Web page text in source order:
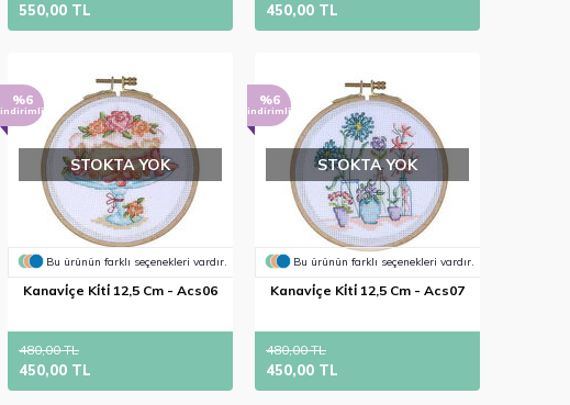
550,00 TL 450,00 TL
%6
indirimli
STOKTA YOK
Bu ürünün farklı seçenekleri vardır.
Kanavi̇çe Ki̇ti̇ 12,5 Cm - Acs06
480,00 TL
450,00 TL
%6
indirimli
STOKTA YOK
Bu ürünün farklı seçenekleri vardır.
Kanavi̇çe Ki̇ti̇ 12,5 Cm - Acs07
480,00 TL
450,00 TL